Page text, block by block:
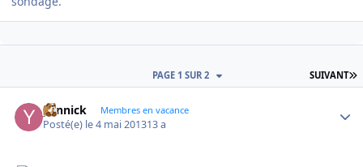
SUIVANT
PAGE 1 SUR 2
yannick Membres en vacance
Posté(e) le 4 mai 201313 a